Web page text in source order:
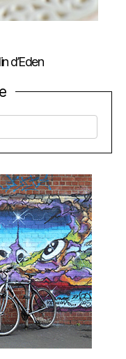
d’Eden